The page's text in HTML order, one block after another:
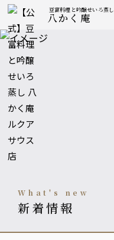
豆富料理と吟醸せいろ蒸し
八かく庵
what's new
新着情報